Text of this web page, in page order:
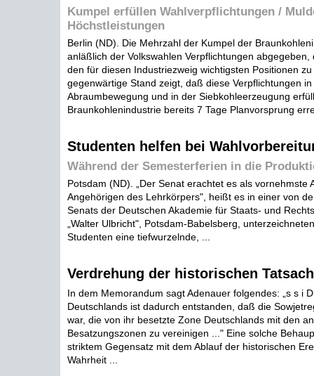
Kumpel erfüllen Wahlverpflichtungen /
Höchstleistungen
Berlin (ND). Die Mehrzahl der Kumpel der
anläßlich der Volkswahlen Verpflichtungen abgegeben,
den für diesen Industriezweig wichtigsten Positionen
gegenwärtige Stand zeigt, daß diese Verpflichtungen in
Abraumbewegung und in der Siebkohleerzeugung
Braunkohlenindustrie bereits 7 Tage Planvorsprung
Studenten helfen bei
Während der Semesterferien in die
Potsdam (ND). „Der Senat erachtet es als vornehmste
Angehörigen des Lehrkörpers", heißt es in einer von
Senats der Deutschen Akademie für Staats- und
„Walter Ulbricht", Potsdam-Babelsberg,
Studenten eine tiefwurzelnde, ...
Verdrehung der historischen
In dem Memorandum sagt Adenauer folgendes: „s s i
Deutschlands ist dadurch entstanden, daß die
war, die von ihr besetzte Zone Deutschlands mit den
Besatzungszonen zu vereinigen ..." Eine solche
striktem Gegensatz mit dem Ablauf der historischen
Wahrheit ...